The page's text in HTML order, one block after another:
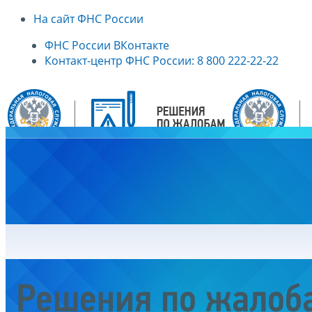
На сайт ФНС России
ФНС России ВКонтакте
Контакт-центр ФНС России: 8 800 222-22-22
Решения по